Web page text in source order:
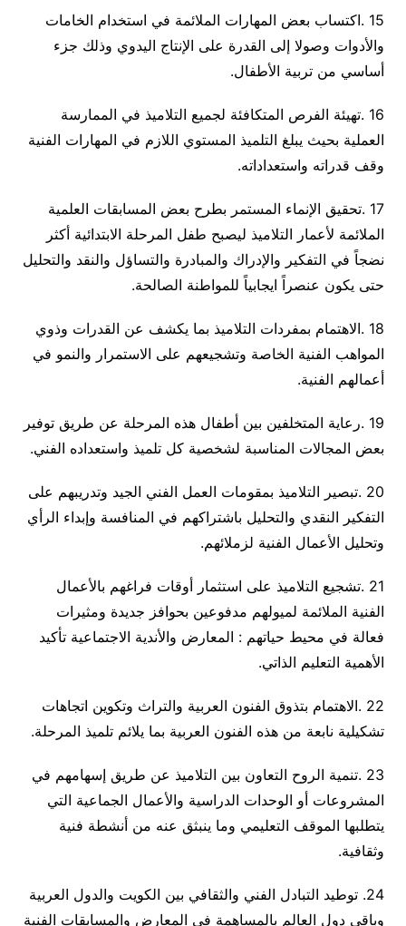
15
.اكتساب بعض المهارات الملائمة في استخدام الخامات
والأدوات وصولا إلى القدرة على الإنتاج اليدوي وذلك جزء
أساسي من تربية الأطفال.
16
.تهيئة الفرص المتكافئة لجميع التلاميذ في الممارسة
العملية بحيث يبلغ التلميذ المستوي اللازم في المهارات الفنية
وقف قدراته واستعداداته.
17
.تحقيق الإنماء المستمر بطرح بعض المسابقات العلمية
الملائمة لأعمار التلاميذ ليصبح طفل المرحلة الابتدائية أكثر
نضجاً في التفكير والإدراك والمبادرة والتساؤل والنقد والتحليل
حتى يكون عنصراً ايجابياً للمواطنة الصالحة.
18
.الاهتمام بمفردات التلاميذ بما يكشف عن القدرات وذوي
المواهب الفنية الخاصة وتشجيعهم على الاستمرار والنمو في
أعمالهم الفنية.
19
.رعاية المتخلفين بين أطفال هذه المرحلة عن طريق توفير
بعض المجالات المناسبة لشخصية كل تلميذ واستعداده الفني.
20
.تبصير التلاميذ بمقومات العمل الفني الجيد وتدريبهم على
التفكير النقدي والتحليل باشتراكهم في المنافسة وإبداء الرأي
وتحليل الأعمال الفنية لزملائهم.
21
.تشجيع التلاميذ على استثمار أوقات فراغهم بالأعمال
الفنية الملائمة لميولهم مدفوعين بحوافز جديدة ومثيرات
فعالة في محيط حياتهم : المعارض والأندية الاجتماعية تأكيد
الأهمية التعليم الذاتي.
22
.الاهتمام بتذوق الفنون العربية والتراث وتكوين اتجاهات
تشكيلية نابعة من هذه الفنون العربية بما يلائم تلميذ المرحلة.
23
.تنمية الروح التعاون بين التلاميذ عن طريق إسهامهم في
المشروعات أو الوحدات الدراسية والأعمال الجماعية التي
يتطلبها الموقف التعليمي وما ينبثق عنه من أنشطة فنية
وثقافية.
24. توطيد التبادل الفني والثقافي بين الكويت والدول العربية
وباقي دول العالم بالمساهمة في المعارض والمسابقات الفنية